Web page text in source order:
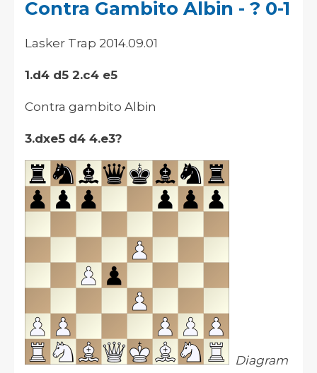
Contra Gambito Albin - ? 0-1
Lasker Trap 2014.09.01
1.d4 d5 2.c4 e5
Contra gambito Albin
3.dxe5 d4 4.e3?
Diagram